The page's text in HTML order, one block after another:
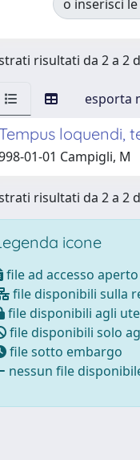
o inserisci
risultati da 2 a 2
esporta
loquendi,
01-01 Campigli, M
risultati da 2 a 2
icone
file ad accesso aperto
file disponibili sulla
file disponibili agli
file disponibili solo
file sotto embargo
nessun file